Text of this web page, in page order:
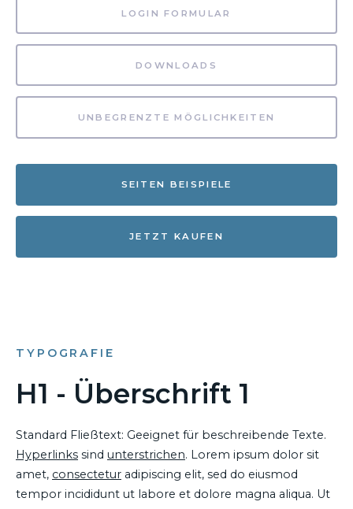
LOGIN FORMULAR
DOWNLOADS
UNBEGRENZTE MÖGLICHKEITEN
SEITEN BEISPIELE
JETZT KAUFEN
TYPOGRAFIE
H1 - Überschrift 1
Standard Fließtext: Geeignet für beschreibende Texte.
Hyperlinks sind unterstrichen. Lorem ipsum dolor sit
amet, consectetur adipiscing elit, sed do eiusmod
tempor incididunt ut labore et dolore magna aliqua. Ut